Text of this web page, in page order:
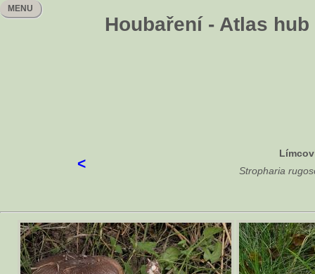
Houbaření - Atlas
MENU
<
Stropharia